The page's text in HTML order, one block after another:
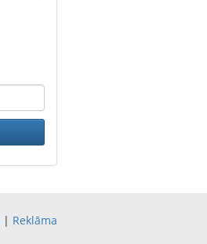
| Reklāma